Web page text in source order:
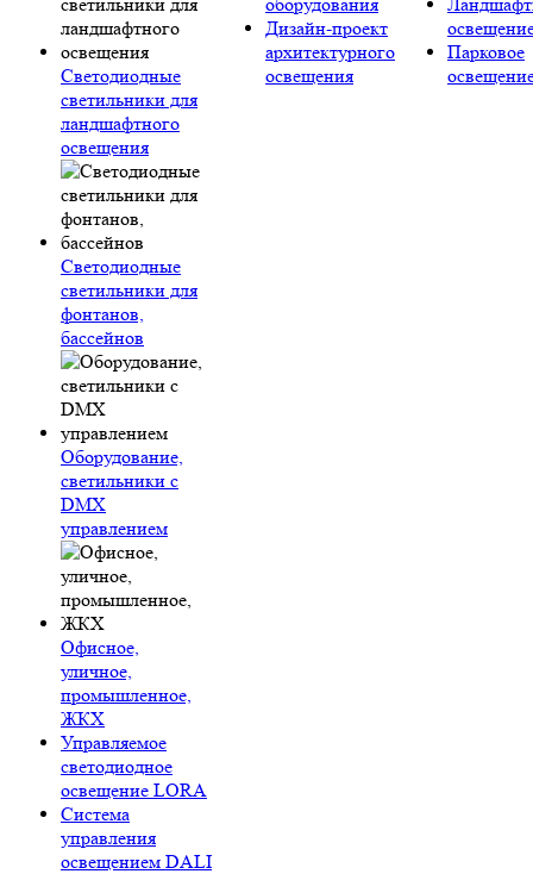
Светодиодные
светильники для
ландшафтного
освещения
Светодиодные
светильники для
фонтанов,
бассейнов
Оборудование,
светильники с
DMX
управлением
Офисное,
уличное,
промышленное,
ЖКХ
Управляемое
светодиодное
освещение LORA
Система
управления
освещением DALI
Дизайн-проект
архитектурного
освещения
Парковое